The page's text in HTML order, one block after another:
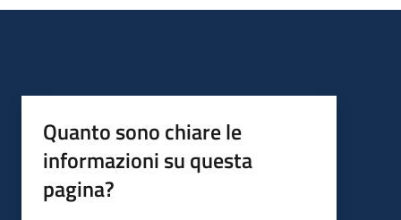
Quanto sono chiare le
informazioni su questa
pagina?